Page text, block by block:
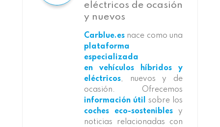
eléctricos de ocasión
y nuevos
Carblue.es nace como una
plataforma
especializada
en vehículos híbridos y
eléctricos, nuevos y de
ocasión. Ofrecemos
información útil
sobre los
coches eco-sostenibles y
noticias relacionadas con